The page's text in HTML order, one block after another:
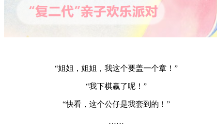
“姐姐，姐姐，我这个要盖一个章！”
“我下棋赢了呢！”
“快看，这个公仔是我套到的！”
……